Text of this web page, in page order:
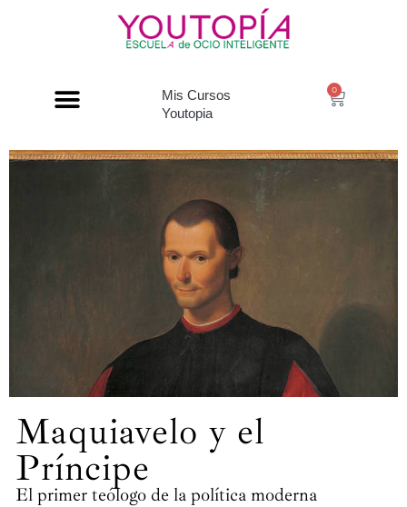
Mis Cursos
Youtopia
0
Maquiavelo y el
Príncipe
El primer teólogo de la política moderna